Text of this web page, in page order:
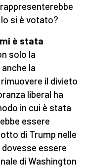
si è votato?
è stata
solo la
la
il divieto
liberal ha
in cui è stata
essere
di Trump nelle
essere
di Washington